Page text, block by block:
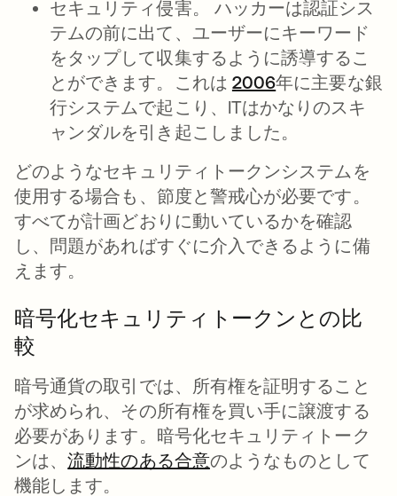
セキュリティ侵害。 ハッカーは認証シス
テムの前に出て、ユーザーにキーワード
をタップして収集するように誘導するこ
とができます。これは 2006新しいタブで
年に主要な銀
行システムで起こり、ITはかなりのスキ
ャンダルを引き起こしました。
どのようなセキュリティトークンシステムを
使用する場合も、節度と警戒心が必要です。
すべてが計画どおりに動いているかを確認
し、問題があればすぐに介入できるように備
えます。
暗号化セキュリティトークンとの比
較
暗号通貨の取引では、所有権を証明すること
が求められ、その所有権を買い手に譲渡する
必要があります。暗号化セキュリティトーク
ンは、流動性のある合意新しいタブで開く
のようなものとして
機能します。